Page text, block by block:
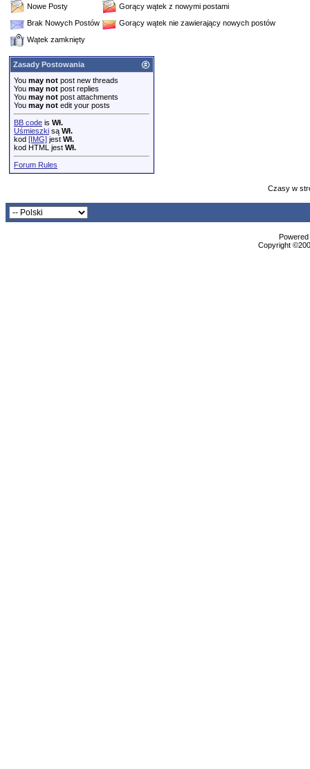
Nowe Posty
Gorący wątek z nowymi postami
Brak Nowych Postów
Gorący wątek nie zawierający nowych postów
Wątek zamknięty
Zasady Postowania
You may not post new threads
You may not post replies
You may not post attachments
You may not edit your posts
BB code is Wł.
Uśmieszki są Wł.
kod [IMG] jest Wł.
kod HTML jest Wł.
Forum Rules
Czasy w
Copyright